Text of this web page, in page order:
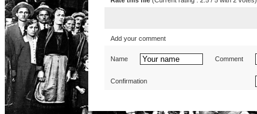
Add your comment
Name Comment
Confirmation